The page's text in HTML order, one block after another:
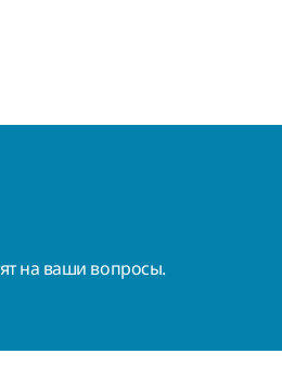
на ваши вопросы.